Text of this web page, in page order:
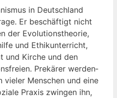
in Deutsch­land
Er beschäf­tigt nicht
der Evo­lu­ti­ons­theo­rie,
und Ethik­un­ter­richt,
und Kir­che und den
Pre­kä­rer wer­den­
vie­ler Men­schen und eine
Pra­xis zwin­gen ihn,